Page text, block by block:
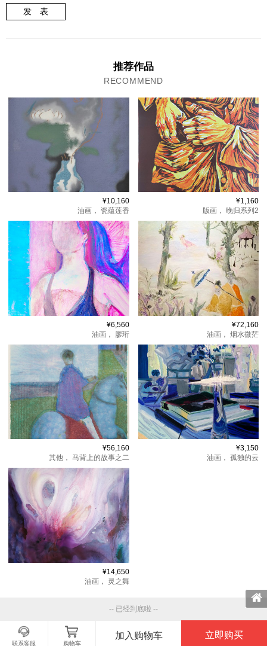
联系客服 购物车
加入购物车 立即购买
发 表
推荐作品
RECOMMEND
¥10,160
油画， 瓷蕴莲香
¥1,160
版画，
晚归系列2
¥6,560
油画，
廖珩
¥72,160
油画， 烟水微茫
¥56,160
其他， 马背上的故事之二
¥3,150
油画， 孤独的云
¥14,650
油画，
灵之舞
-- 已经到底啦 --